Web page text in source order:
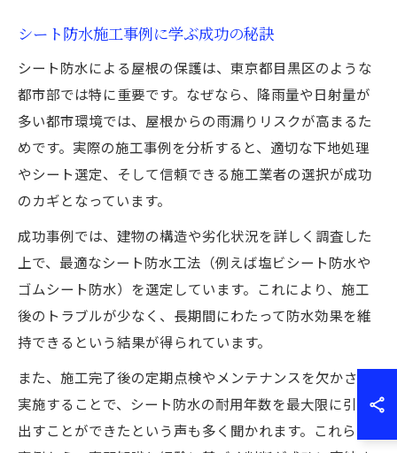
シート防水施工事例に学ぶ成功の秘訣
シート防水による屋根の保護は、東京都目黒区のような
都市部では特に重要です。なぜなら、降雨量や日射量が
多い都市環境では、屋根からの雨漏りリスクが高まるた
めです。実際の施工事例を分析すると、適切な下地処理
やシート選定、そして信頼できる施工業者の選択が成功
のカギとなっています。
成功事例では、建物の構造や劣化状況を詳しく調査した
上で、最適なシート防水工法（例えば塩ビシート防水や
ゴムシート防水）を選定しています。これにより、施工
後のトラブルが少なく、長期間にわたって防水効果を維
持できるという結果が得られています。
また、施工完了後の定期点検やメンテナンスを欠かさず
実施することで、シート防水の耐用年数を最大限に引き
出すことができたという声も多く聞かれます。これらの